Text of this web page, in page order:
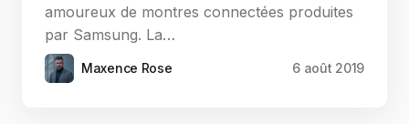
amoureux de montres connectées produites
par Samsung. La…
Maxence Rose 6 août 2019